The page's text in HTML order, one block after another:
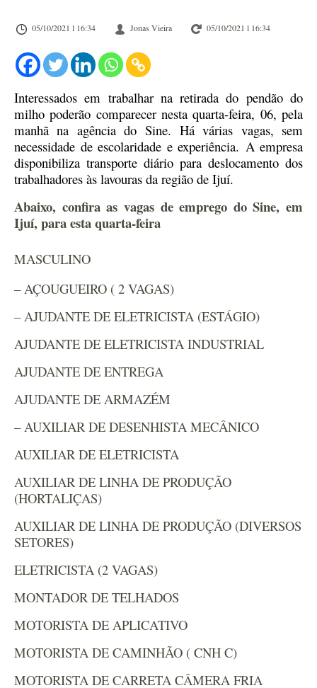
05/10/2021 l 16:34 Jonas Vieira 05/10/2021 l 16:34
Interessados em trabalhar na retirada do pendão do
milho poderão comparecer nesta quarta-feira, 06, pela
manhã na agência do Sine. Hávárias vagas, sem
necessidade de escolaridade e experiência. A empresa
disponibiliza transporte diário para deslocamento dos
trabalhadores às lavouras da região de Ijuí.
Abaixo, confira as vagas de emprego do Sine, em
Ijuí, para esta quarta-feira
​MASCULINO
– AÇOUGUEIRO ( 2 VAGAS)
– AJUDANTE DE ELETRICISTA (ESTÁGIO)
AJUDANTE DE ELETRICISTA INDUSTRIAL
AJUDANTE DE ENTREGA
AJUDANTE DE ARMAZÉM
– AUXILIAR DE DESENHISTA MECÂNICO
AUXILIAR DE ELETRICISTA
AUXILIAR DE LINHA DE PRODUÇÃO
(HORTALIÇAS)
AUXILIAR DE LINHA DE PRODUÇÃO (DIVERSOS
SETORES)
ELETRICISTA (2 VAGAS)
MONTADOR DE TELHADOS
MOTORISTA DE APLICATIVO
MOTORISTA DE CAMINHÃO ( CNH C)
MOTORISTA DE CARRETA CÂMERA FRIA